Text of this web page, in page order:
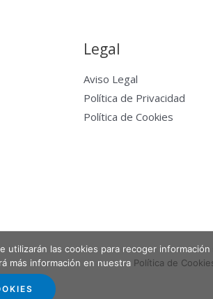
Legal
Aviso Legal
Política de Privacidad
Política de Cookies
Powered by Entabla Clases de
las cookies para recoger
más información en nuestra Política de